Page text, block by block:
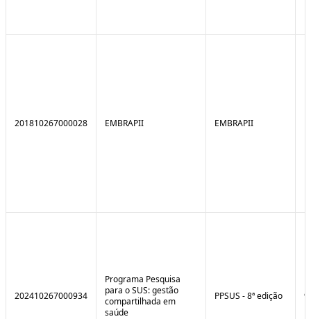
201810267000028 EMBRAPII EMBRAPII
202410267000934
Programa Pesquisa
para o SUS: gestão
compartilhada em
saúde
PPSUS - 8ª edição